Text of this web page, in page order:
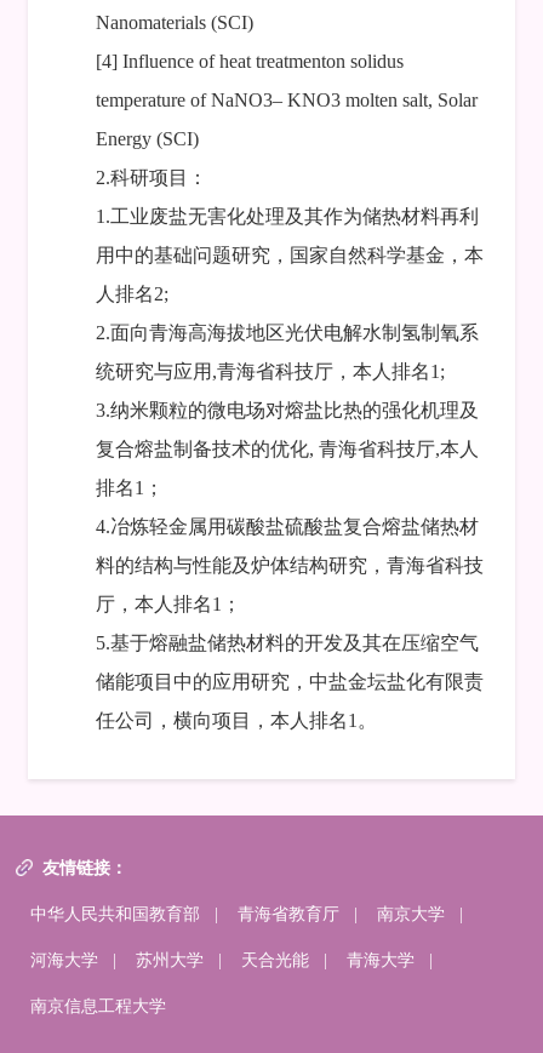
Nanomaterials (SCI)
[4] Influence of heat treatmenton solidus
temperature of NaNO3– KNO3 molten salt, Solar
Energy (SCI)
2.科研项目：
1.工业废盐无害化处理及其作为储热材料再利
用中的基础问题研究，国家自然科学基金，本
人排名2;
2.面向青海高海拔地区光伏电解水制氢制氧系
统研究与应用,青海省科技厅，本人排名1;
3.纳米颗粒的微电场对熔盐比热的强化机理及
复合熔盐制备技术的优化, 青海省科技厅,本人
排名1；
4.冶炼轻金属用碳酸盐硫酸盐复合熔盐储热材
料的结构与性能及炉体结构研究，青海省科技
厅，本人排名1；
5.基于熔融盐储热材料的开发及其在压缩空气
储能项目中的应用研究，中盐金坛盐化有限责
任公司，横向项目，本人排名1。
友情链接：
中华人民共和国教育部 | 青海省教育厅 | 南京大学 |
河海大学 | 苏州大学 | 天合光能 | 青海大学 |
南京信息工程大学